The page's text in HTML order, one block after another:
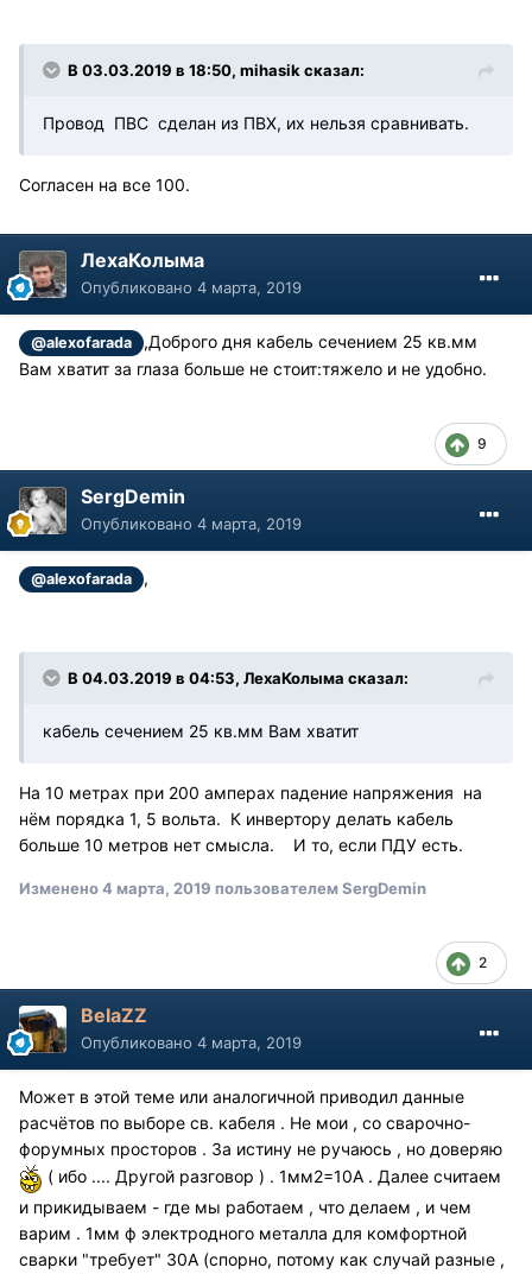
В 03.03.2019 в 18:50, mihasik сказал:
Провод ПВС сделан из ПВХ, их нельзя сравнивать.
Согласен на все 100.
ЛехаКолыма
Опубликовано 4 марта, 2019
@alexofarada
,Доброго дня кабель сечением 25 кв.мм
Вам хватит за глаза больше не стоит:тяжело и не удобно.
9
SergDemin
Опубликовано 4 марта, 2019
@alexofarada ,
В 04.03.2019 в 04:53, ЛехаКолыма сказал:
кабель сечением 25 кв.мм Вам хватит
На 10 метрах при 200 амперах падение напряжения на
нём порядка 1, 5 вольта. К инвертору делать кабель
больше 10 метров нет смысла. И то, если ПДУ есть.
Изменено4 марта, 2019 пользователем SergDemin
2
BelaZZ
Опубликовано 4 марта, 2019
Может в этой теме или аналогичной приводил данные
расчётов по выборе св. кабеля . Не мои , со сварочно-
форумных просторов . За истину не ручаюсь , но доверяю
( ибо .... Другой разговор ) . 1мм2=10А . Далее считаем
и прикидываем - где мы работаем , что делаем , и чем
варим . 1мм ф электродного металла для комфортной
сварки "требует" 30А (спорно, потому как случай разные ,